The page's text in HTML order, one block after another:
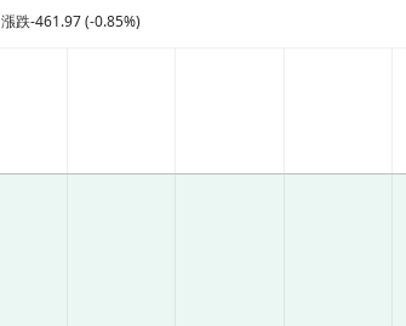
漲跌-461.97 (-0.85%)